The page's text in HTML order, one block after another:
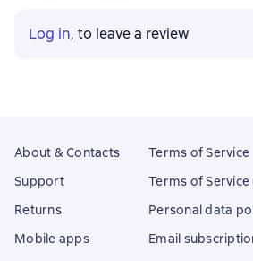
Log in, to leave a review
About & Contacts
Support
Returns
Mobile apps
Terms of Service
Terms of Service
Personal data
Email